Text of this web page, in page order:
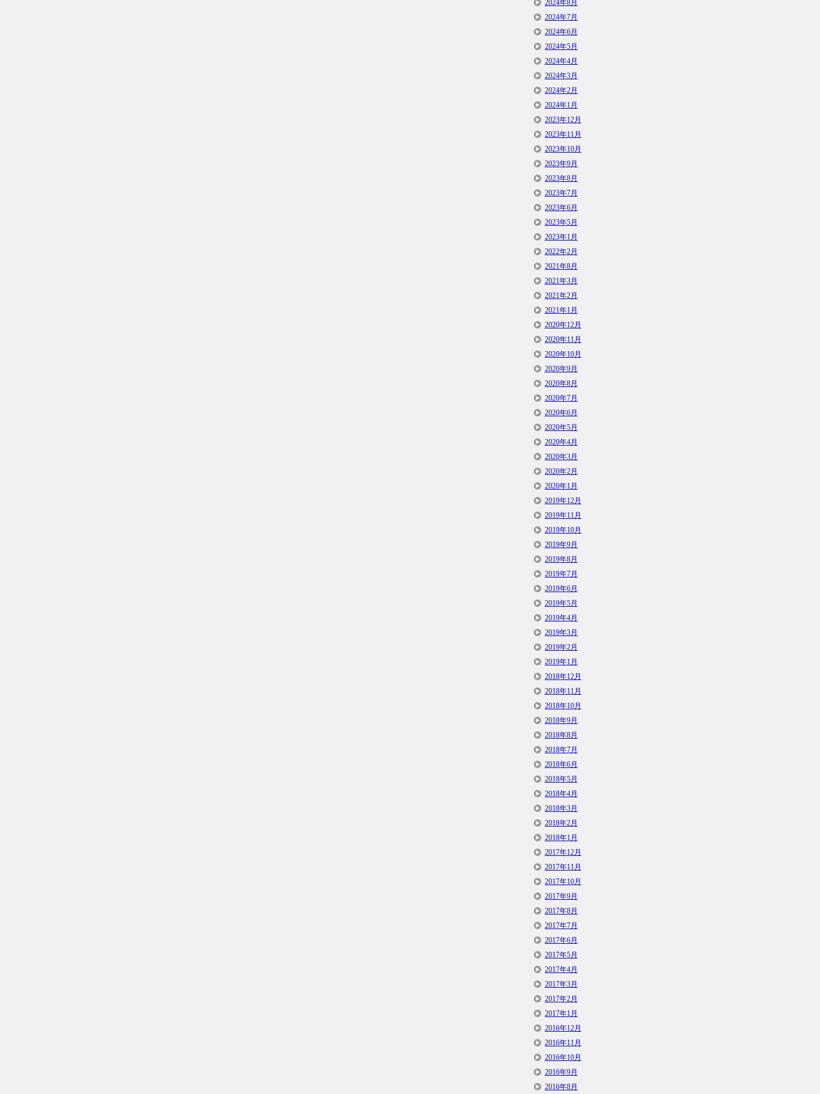
2024年8月
2024年7月
2024年6月
2024年5月
2024年4月
2024年3月
2024年2月
2024年1月
2023年12月
2023年11月
2023年10月
2023年9月
2023年8月
2023年7月
2023年6月
2023年5月
2023年1月
2022年2月
2021年8月
2021年3月
2021年2月
2021年1月
2020年12月
2020年11月
2020年10月
2020年9月
2020年8月
2020年7月
2020年6月
2020年5月
2020年4月
2020年3月
2020年2月
2020年1月
2019年12月
2019年11月
2019年10月
2019年9月
2019年8月
2019年7月
2019年6月
2019年5月
2019年4月
2019年3月
2019年2月
2019年1月
2018年12月
2018年11月
2018年10月
2018年9月
2018年8月
2018年7月
2018年6月
2018年5月
2018年4月
2018年3月
2018年2月
2018年1月
2017年12月
2017年11月
2017年10月
2017年9月
2017年8月
2017年7月
2017年6月
2017年5月
2017年4月
2017年3月
2017年2月
2017年1月
2016年12月
2016年11月
2016年10月
2016年9月
2016年8月